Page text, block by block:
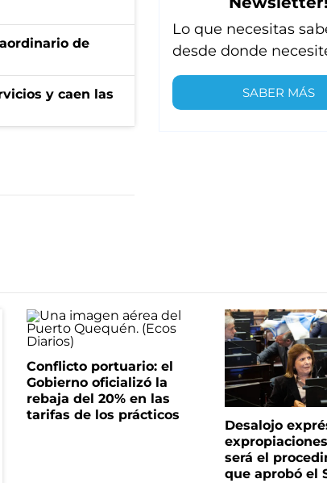
de
y caen las
Lo que necesitas
desde donde
SABER MÁS
Conflicto portuario: el
Gobierno oficializó la
rebaja del 20% en las
tarifas de los prácticos
Desalojo
será el
que aprobó el